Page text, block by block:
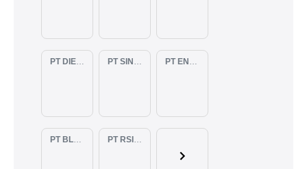
PT DIENZEE PERKASA ABADI PT SINAR PACIFIC ENERGY PT ENAM RATU TAYEB
PT BLUELIGHT CONTINENTAL ABADI PT RSIA BUNDA ARIF